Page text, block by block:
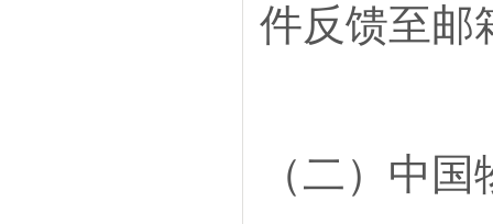
件反馈至邮
（二）中